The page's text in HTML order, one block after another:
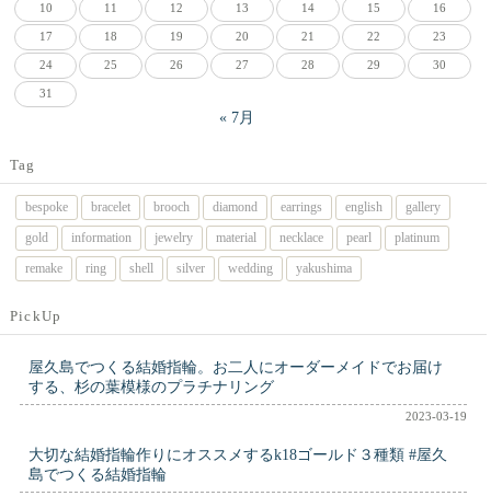
10 11 12 13 14 15 16
17 18 19 20 21 22 23
24 25 26 27 28 29 30
31
« 7月
Tag
bespoke bracelet brooch diamond earrings english
gallery
gold
information jewelry material necklace pearl
platinum
remake
ring shell silver wedding yakushima
PickUp
屋久島でつくる結婚指輪。お二人にオーダーメイドでお届け
する、杉の葉模様のプラチナリング
2023-03-19
大切な結婚指輪作りにオススメするk18ゴールド３種類 #屋久
島でつくる結婚指輪